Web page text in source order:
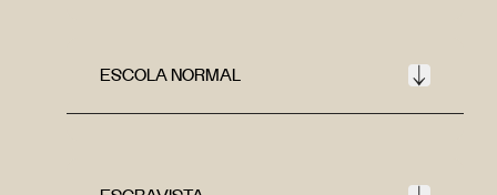
ESCOLA NORMAL